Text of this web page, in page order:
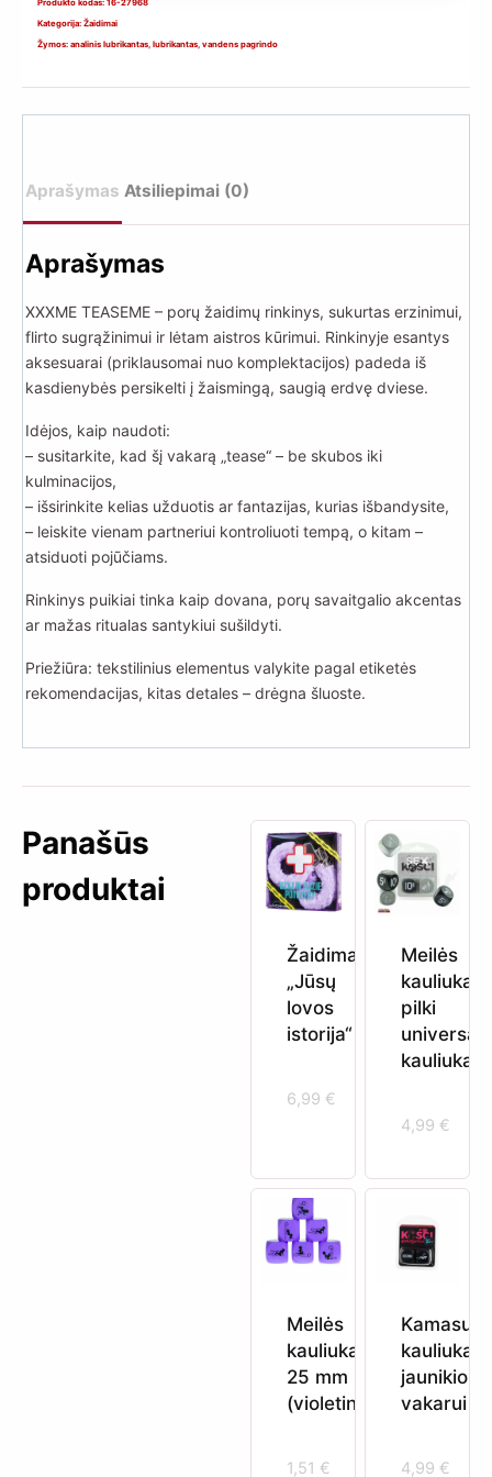
žaidimų
rinkinys
to
Play,
to
Tease
Produkto kodas: 16-27968
Kategorija: Žaidimai
Žymos: analinis lubrikantas lubrikantas vandens pagrindo
Aprašymas Atsiliepimai (0)
Aprašymas
XXXME TEASEME – porų žaidimų rinkinys, sukurtas erzinimui,
flirto sugrąžinimui ir lėtam aistros kūrimui. Rinkinyje esantys
aksesuarai (priklausomai nuo komplektacijos) padeda iš
kasdienybės persikelti į žaismingą, saugią erdvę dviese.
Idėjos, kaip naudoti:
– susitarkite, kad šį vakarą „tease“ – be skubos iki
kulminacijos,
– išsirinkite kelias užduotis ar fantazijas, kurias išbandysite,
– leiskite vienam partneriui kontroliuoti tempą, o kitam –
atsiduoti pojūčiams.
Rinkinys puikiai tinka kaip dovana, porų savaitgalio akcentas
ar mažas ritualas santykiui sušildyti.
Priežiūra: tekstilinius elementus valykite pagal etiketės
rekomendacijas, kitas detales – drėgna šluoste.
Panašūs
produktai
Žaidimas
„Jūsų
lovos
istorija“
6,99 €
Meilės
kauliukai
pilki
kauliukai
4,99 €
Meilės
kauliukas
25 mm
(violetinis)
1,51 €
kauliukai
jaunikio
vakarui
4,99 €